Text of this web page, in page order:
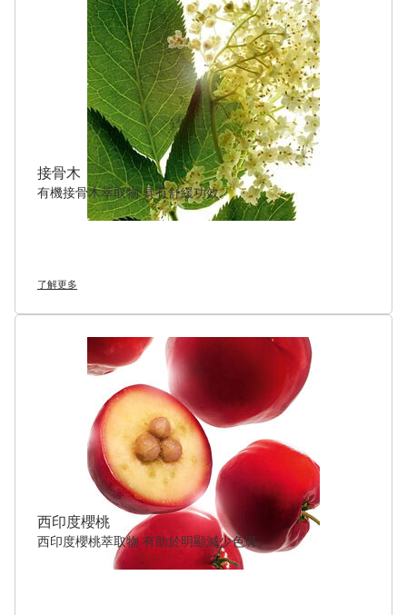
接骨木
有機接骨木萃取物 具有舒緩功效。
了解更多
西印度櫻桃
西印度櫻桃萃取物 有助於明顯減少色斑。